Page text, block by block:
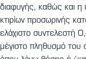
διαφυγής, καθώς και
κτιρίων προσωρινής
ελάχιστο συντελεστή
μέγιστο πληθυσμό του